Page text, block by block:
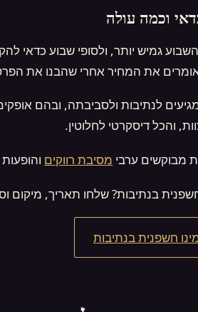
וכמה עולה
גמיש יותר, ולסופי שבוע כדאי
את המחיר אחרי שהבנו את
לנתיבות ולסביבתה, ובהם
והכל דיסקרטי לחלוטין.
מבוקשים ערבי מסיבת רווקים והופעות
בנתיבות? שלחו תאריך, מיקום
חשפנית בנתיבות